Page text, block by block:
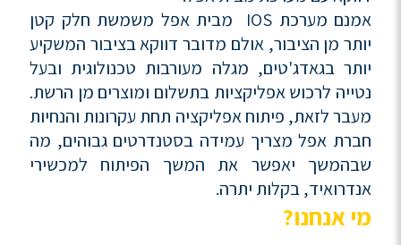
אמנם מערכת IOS מבית אפל משמשת חלק קטן
יותר מן הציבור, אולם מדובר דווקא בציבור המשקיע
יותר בגאדג'טים, מגלה מעורבות טכנולוגית ובעל
נטייה לרכוש אפליקציות בתשלום ומוצרים מן הרשת.
מעבר לזאת, פיתוח אפליקציה תחת עקרונות והנחיות
חברת אפל מצריך עמידה בסטנדרטים גבוהים, מה
שבהמשך יאפשר את המשך הפיתוח למכשירי
אנדרואיד, בקלות יתרה.
מי אנחנו?